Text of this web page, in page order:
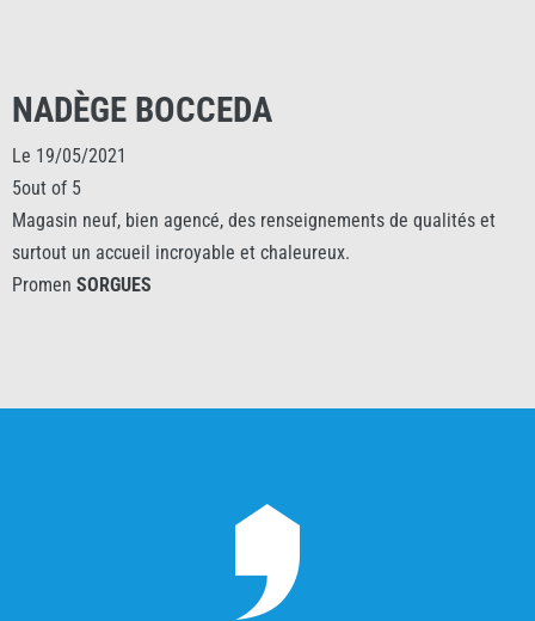
NADÈGE BOCCEDA
Le 19/05/2021
5out of 5
Magasin neuf, bien agencé, des renseignements de qualités et
surtout un accueil incroyable et chaleureux.
Promen SORGUES